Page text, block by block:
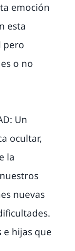
emoción
esta
pero
o no
Un
ocultar,
la
nuevas
hijas que